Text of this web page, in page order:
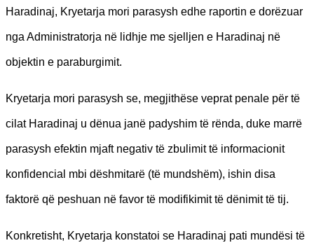
Haradinaj, Kryetarja mori parasysh edhe raportin e dorëzuar
nga Administratorja në lidhje me sjelljen e Haradinaj në
objektin e paraburgimit.
Kryetarja mori parasysh se, megjithëse veprat penale për të
cilat Haradinaj u dënua janë padyshim të rënda, duke marrë
parasysh efektin mjaft negativ të zbulimit të informacionit
konfidencial mbi dëshmitarë (të mundshëm), ishin disa
faktorë që peshuan në favor të modifikimit të dënimit të tij.
Konkretisht, Kryetarja konstatoi se Haradinaj pati mundësi të